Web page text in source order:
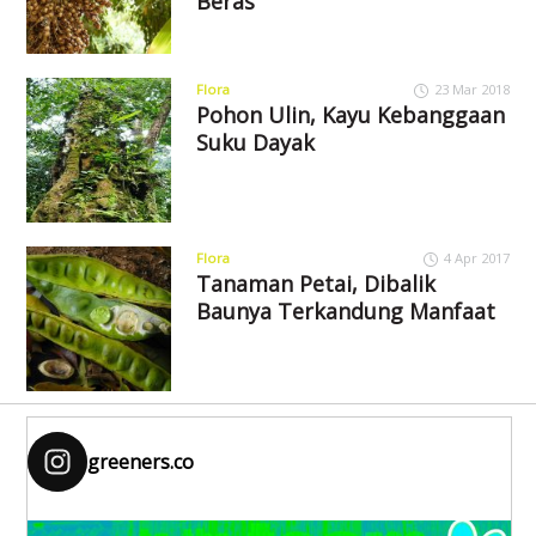
Flora 23 Mar 2018
Pohon Ulin, Kayu Kebanggaan
Suku Dayak
Flora 4 Apr 2017
Tanaman Petai, Dibalik
Baunya Terkandung Manfaat
greeners.co